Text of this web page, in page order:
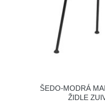
ŠEDO-MODRÁ
ŽIDLE